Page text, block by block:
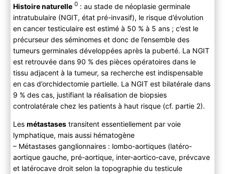
Histoire naturelle 0: au stade de néoplasie germinale
intratubulaire (NGIT, état pré-invasif), le risque d’évolution
en cancer testiculaire est estimé à 50 % à 5 ans ; c’est le
précurseur des séminomes et donc de l’ensemble des
tumeurs germinales développées après la puberté. La NGIT
est retrouvée dans 90 % des pièces opératoires dans le
tissu adjacent à la tumeur, sa recherche est indispensable
en cas d’orchidectomie partielle. La NGIT est bilatérale dans
9 % des cas, justifiant la réalisation de biopsies
controlatérale chez les patients à haut risque (cf. partie 2).
Les métastasestransitent essentiellement par voie
lymphatique, mais aussi hématogène
– Métastases ganglionnaires : lombo-aortiques (latéro-
aortique gauche, pré-aortique, inter-aortico-cave, prévcave
et latérocave droit selon la topographie du testicule